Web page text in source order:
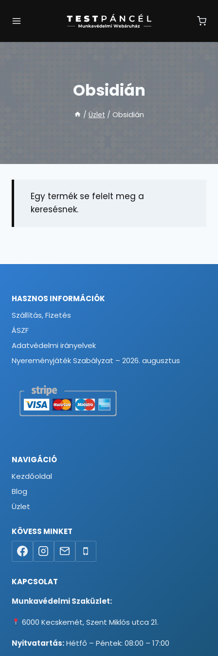
Obsidián
/ Üzlet / Obsidián
Egy termék se felelt meg a
keresésnek.
HASZNOS INFORMÁCIÓK
Szállítás, Fizetés
ÁSZF
Adatvédelmi irányelvek
Nyereményjáték Szabályzat – 2026. augusztus
NAVIGÁCIÓ
Kezdőoldal
Blog
Üzlet
KÖVESS MINKET
KAPCSOLAT
Munkavédelmi Szaküzlet:
6000 Kecskemét, Szent Miklós utca 21.
Nyitvatartás:Hétfő – Péntek: 08:00 – 17:00